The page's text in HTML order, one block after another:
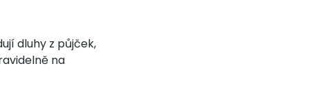
dluhy z půjček,
na